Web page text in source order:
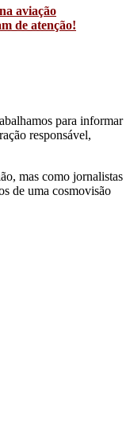
aviação
de atenção!
para informar
responsável,
mas como jornalistas
de uma cosmovisão